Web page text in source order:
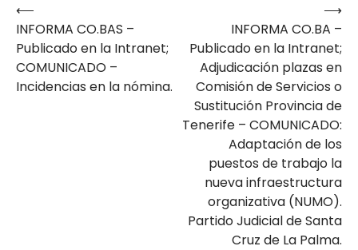
Navegación
de
entradas
⟵
INFORMA CO.BAS –
Publicado en la Intranet;
COMUNICADO –
Incidencias en la nómina.
INFORMA CO.BA –
Publicado en la Intranet;
Adjudicación plazas en
Comisión de Servicios o
Sustitución Provincia de
Tenerife – COMUNICADO:
Adaptación de los
puestos de trabajo la
nueva infraestructura
organizativa (NUMO).
Partido Judicial de Santa
Cruz de La Palma.
⟶